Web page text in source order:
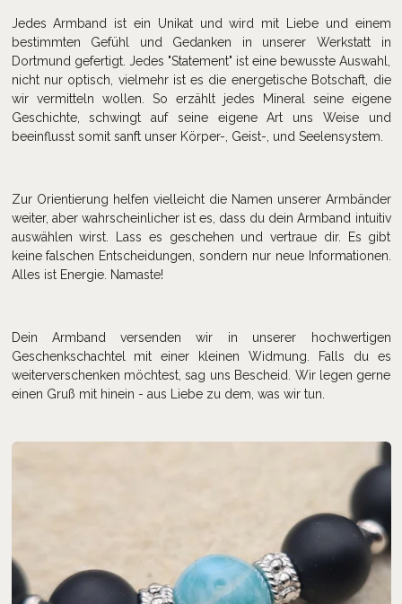
Jedes Armband ist ein Unikat und wird mit Liebe und einem
bestimmten Gefühl und Gedanken in unserer Werkstatt in
Dortmund gefertigt. Jedes "Statement" ist eine bewusste Auswahl,
nicht nur optisch, vielmehr ist es die energetische Botschaft, die
wir vermitteln wollen. So erzählt jedes Mineral seine eigene
Geschichte, schwingt auf seine eigene Art uns Weise und
beeinflusst somit sanft unser Körper-, Geist-, und Seelensystem.
Zur Orientierung helfen vielleicht die Namen unserer Armbänder
weiter, aber wahrscheinlicher ist es, dass du dein Armband intuitiv
auswählen wirst. Lass es geschehen und vertraue dir. Es gibt
keine falschen Entscheidungen, sondern nur neue Informationen.
Alles ist Energie. Namaste!
Dein Armband versenden wir in unserer hochwertigen
Geschenkschachtel mit einer kleinen Widmung. Falls du es
weiterverschenken möchtest, sag uns Bescheid. Wir legen gerne
einen Gruß mit hinein - aus Liebe zu dem, was wir tun.